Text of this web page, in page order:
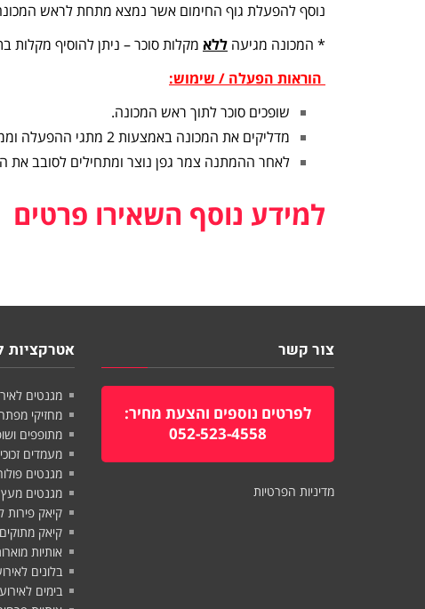
נוסף להפעלת גוף החימום אשר נמצא מתחת לראש
* המכונה מגיעה ללא מקלות סוכר – ניתן להוסיף מקלות
הוראות הפעלה / שימוש:
שופכים סוכר לתוך ראש המכונה.
מדליקים את המכונה באמצעות 2 מתגי ההפעלה וממתינים כ – 2:30-3:00 דקות.
לאחר ההמתנה צמר גפן נוצר ומתחילים לסובב את
למידע נוסף השאירו פרטים
צור קשר
לפרטים נוספים והצעת מחיר:
052-523-4558
מדיניות הפרטיות
אטרקציות
מגנטים
מחזיקי
מתופפים
מעמדים
מגנטים
מגנטים מעץ
קיאק פירות
קיאק
אותיות
בלונים
בימים